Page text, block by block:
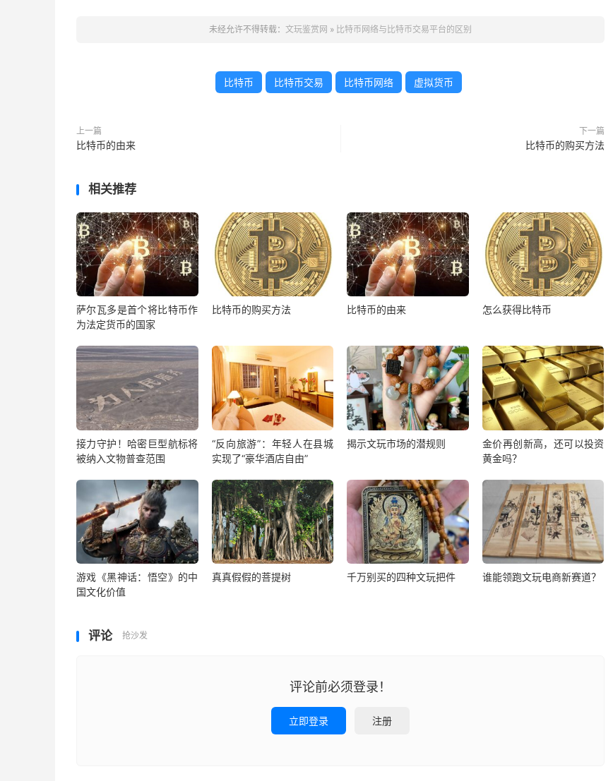
未经允许不得转载： 文玩鉴赏网 » 比特币网络与比特币交易平台的区别
比特币 比特币交易 比特币网络 虚拟货币
上一篇
比特币的由来
下一篇
比特币的购买方法
相关推荐
萨尔瓦多是首个将比特币作
为法定货币的国家
比特币的购买方法 比特币的由来 怎么获得比特币
接力守护！哈密巨型航标将
被纳入文物普查范围
“反向旅游”：年轻人在县城
实现了“豪华酒店自由”
揭示文玩市场的潜规则
金价再创新高，还可以投资
黄金吗？
游戏《黑神话：悟空》的中
国文化价值
真真假假的菩提树 千万别买的四种文玩把件 谁能领跑文玩电商新赛道？
评论 抢沙发
评论前必须登录！
立即登录 注册